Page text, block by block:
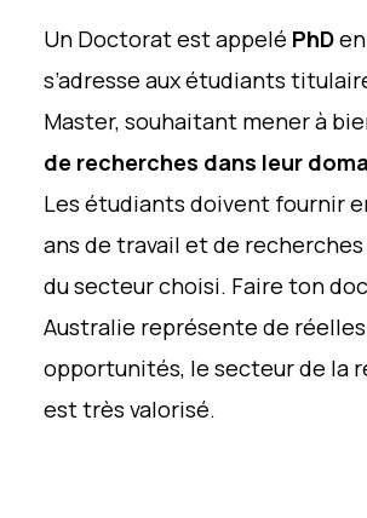
Un Doctorat est appelé PhD
s’adresse aux étudiants
Master, souhaitant mener à
de recherches dans leur
Les étudiants doivent fournir
ans de travail et de
du secteur choisi. Faire ton
Australie représente de réelles
opportunités, le secteur de la
est très valorisé.